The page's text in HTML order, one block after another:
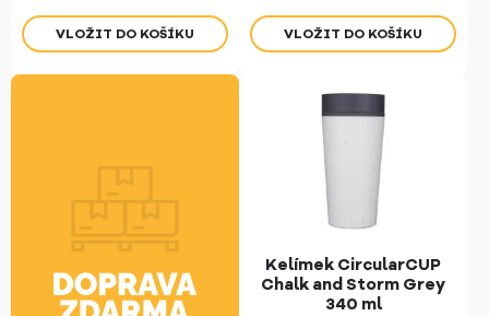
Kelímek CircularCUP
Chalk and Storm Grey
340 ml